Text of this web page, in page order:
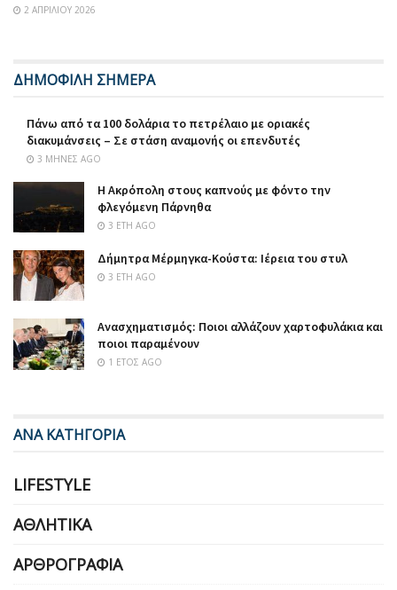
2 ΑΠΡΙΛΊΟΥ 2026
ΔΗΜΟΦΙΛΗ ΣΗΜΕΡΑ
Πάνω από τα 100 δολάρια το πετρέλαιο με οριακές
διακυμάνσεις – Σε στάση αναμονής οι επενδυτές
3 ΜΉΝΕΣ AGO
Η Ακρόπολη στους καπνούς με φόντο την
φλεγόμενη Πάρνηθα
3 ΈΤΗ AGO
Δήμητρα Μέρμηγκα-Κούστα: Ιέρεια του στυλ
3 ΈΤΗ AGO
Ανασχηματισμός: Ποιοι αλλάζουν χαρτοφυλάκια και
ποιοι παραμένουν
1 ΈΤΟΣ AGO
ΑΝΑ ΚΑΤΗΓΟΡΙΑ
LIFESTYLE
ΑΘΛΗΤΙΚΆ
ΑΡΘΡΟΓΡΑΦΊΑ